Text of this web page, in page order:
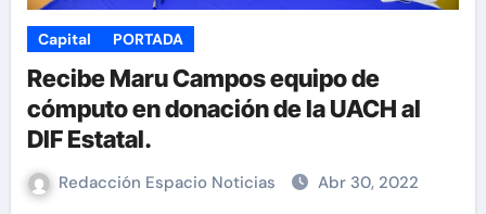
Capital PORTADA
Recibe Maru Campos equipo de
cómputo en donación de la UACH al
DIF Estatal.
Redacción Espacio Noticias Abr 30, 2022